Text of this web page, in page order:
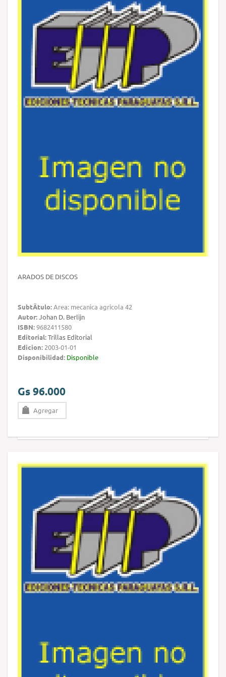
ARADOS DE DISCOS
SubtÃ­tulo:Area: mecanica agricola 42
Autor:Johan D. Berlijn
ISBN:9682411580
Editorial:Trillas Editorial
Edicion: 2003-01-01
Disponibilidad: Disponible
Gs 96.000
Agregar